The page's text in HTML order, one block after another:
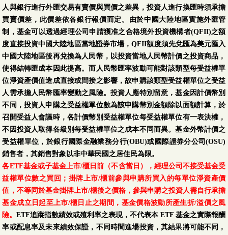
人與銀行進行外匯交易有賣價與買價之差異，投資人進行換匯時須承擔
買賣價差，此價差依各銀行報價而定。由於中國大陸地區實施外匯管
制，基金可以透過經理公司申請獲准之合格境外投資機構者(QFII)之額
度直接投資中國大陸地區當地證券市場，QFII額度須先兌匯為美元匯入
中國大陸地區後再兌換為人民幣，以投資當地人民幣計價之投資商品，
使得結轉匯成本因此提高。而人民幣匯率波動可能對該類型每受益權單
位淨資產價值造成直接或間接之影響，故申購該類型受益權單位之受益
人需承擔人民幣匯率變動之風險。投資人應特別留意，基金因計價幣別
不同，投資人申購之受益權單位數為該申購幣別金額除以面額計算，於
召開受益人會議時，各計價幣別受益權單位每受益權單位有一表決權，
不因投資人取得各級別每受益權單位之成本不同而異。基金外幣計價之
受益權單位，於銀行國際金融業務分行(OBU)或國際證券分公司(OSU)
銷售者，其銷售對象以非中華民國之居住民為限。
各ETF基金或子基金上市/櫃日前（不含當日），經理公司不接受基金受
益權單位數之買回；掛牌上市/櫃前參與申購所買入的每單位淨資產價
值，不等同於基金掛牌上市/櫃後之價格，參與申購之投資人需自行承擔
基金成立日起至上市/櫃日止之期間，基金價格波動所產生折/溢價之風
險。ETF追蹤指數績效或殖利率之表現，不代表本 ETF 基金之實際報酬
率或配息率及未來績效保證，不同時間進場投資，其結果將可能不同，